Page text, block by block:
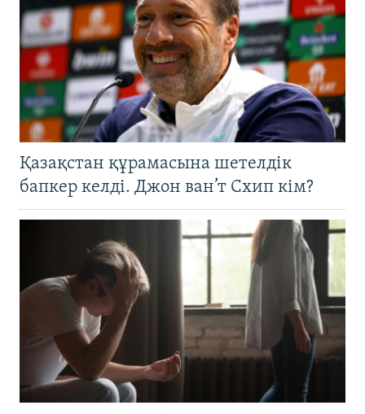
Қазақстан құрамасына шетелдік
бапкер келді. Джон ван’т Схип кім?